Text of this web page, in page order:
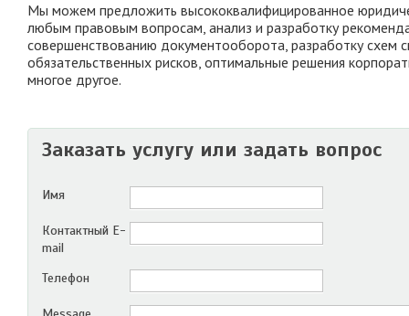
Мы можем предложить высококвалифицированное
любым правовым вопросам, анализ и разработку
совершенствованию документооборота, разработку схем
обязательственных рисков, оптимальные решения
многое другое.
Заказать услугу или задать вопрос
Имя
Контактный E-
mail
Телефон